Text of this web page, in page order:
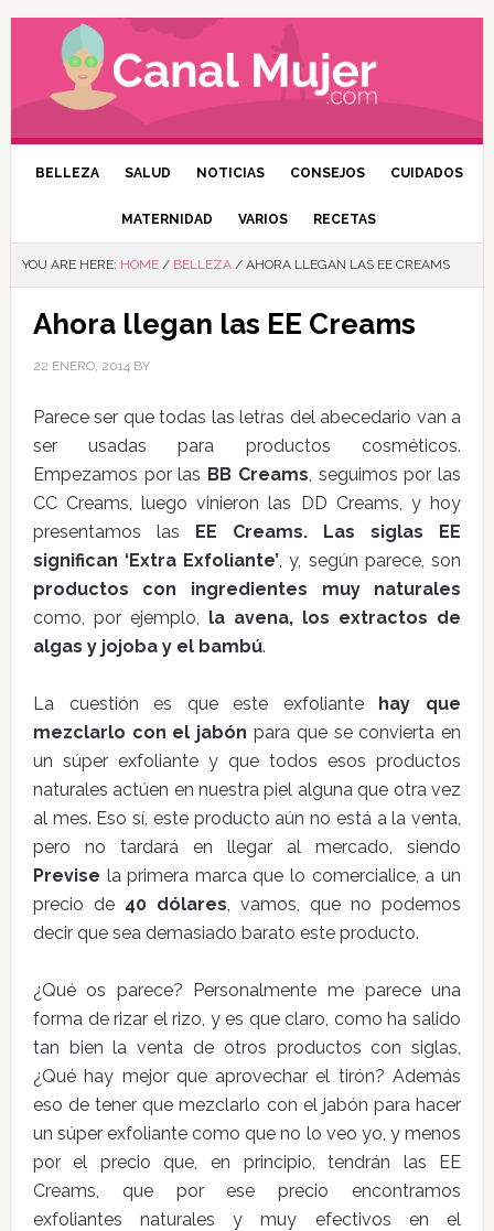
BELLEZA SALUD NOTICIAS CONSEJOS CUIDADOS
MATERNIDAD VARIOS RECETAS
YOU ARE HERE: HOME / BELLEZA /AHORA LLEGAN LAS EE CREAMS
Ahora llegan las EE Creams
22 ENERO, 2014BY
Parece ser que todas las letras del abecedario van a
ser usadas para productos cosméticos.
Empezamos por las BB Creams, seguimos por las
CC Creams, luego vinieron las DD Creams, y hoy
presentamos las EE Creams. Las siglas EE
significan ‘Extra Exfoliante’, y, según parece, son
productos con ingredientes muy naturales
como, por ejemplo, la avena, los extractos de
algas y jojoba y el bambú.
La cuestión es que este exfoliante hay que
mezclarlo con el jabón para que se convierta en
un súper exfoliante y que todos esos productos
naturales actúen en nuestra piel alguna que otra vez
al mes. Eso sí, este producto aún no está a la venta,
pero no tardará en llegar al mercado, siendo
Previse la primera marca que lo comercialice, a un
precio de 40 dólares, vamos, que no podemos
decir que sea demasiado barato este producto.
¿Qué os parece? Personalmente me parece una
forma de rizar el rizo, y es que claro, como ha salido
tan bien la venta de otros productos con siglas,
¿Qué hay mejor que aprovechar el tirón? Además
eso de tener que mezclarlo con el jabón para hacer
un súper exfoliante como que no lo veo yo, y menos
por el precio que, en principio, tendrán las EE
Creams, que por ese precio encontramos
exfoliantes naturales y muy efectivos en el